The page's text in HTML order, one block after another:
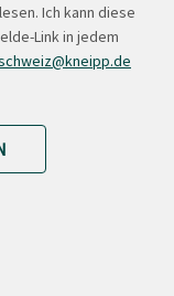
Ich kann diese
Link in jedem